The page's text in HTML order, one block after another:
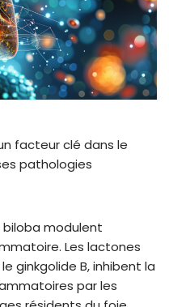
facteur clé dans le
pathologies
modulent
Les lactones
ginkgolide B, inhibent la
par les